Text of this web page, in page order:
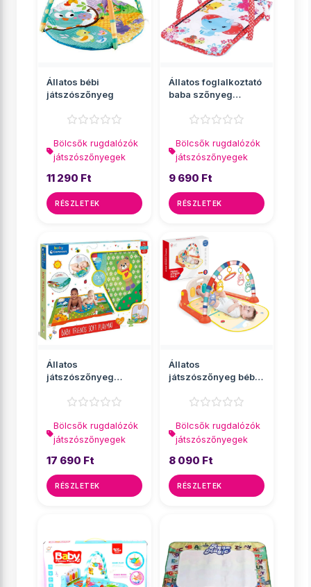
Állatos bébi
játszószőnyeg
Bölcsők rugdalózók
játszószőnyegek
11 290 Ft
RÉSZLETEK
Állatos foglalkoztató
baba szőnyeg
Bölcsők rugdalózók
játszószőnyegek
9 690 Ft
RÉSZLETEK
Állatos
játszószőnyeg
Clementoni baby
Bölcsők rugdalózók
játszószőnyegek
17 690 Ft
RÉSZLETEK
Állatos
játszószőnyeg bébi
40x75x58cm
Bölcsők rugdalózók
játszószőnyegek
8 090 Ft
RÉSZLETEK